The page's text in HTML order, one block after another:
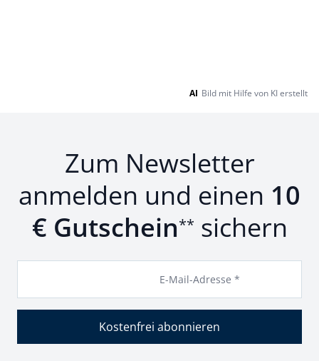
AI Bild mit Hilfe von KI erstellt
Zum Newsletter
anmelden und einen 10
€ Gutschein** sichern
E-Mail-Adresse *
Kostenfrei abonnieren